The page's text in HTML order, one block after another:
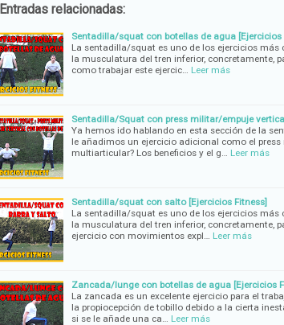
Entradas relacionadas:
Sentadilla/squat con botellas de agua [Ejercicios
La sentadilla/squat es uno de los ejercicios
la musculatura del tren inferior, concretamente,
como trabajar este ejercic…
Leer más
Sentadilla/Squat con press militar/empuje
Ya hemos ido hablando en esta sección de la
le añadimos un ejercicio adicional como el
multiarticular? Los beneficios y el g…
Leer más
Sentadilla/squat con salto [Ejercicios Fitness]
La sentadilla/squat es uno de los ejercicios
la musculatura del tren inferior, concretamente,
ejercicio con movimientos expl…
Leer más
Zancada/lunge con botellas de agua [Ejercicios
La zancada es un excelente ejercicio para el
la propiocepción de tobillo debido a la cierta
si se le añade una ca…
Leer más